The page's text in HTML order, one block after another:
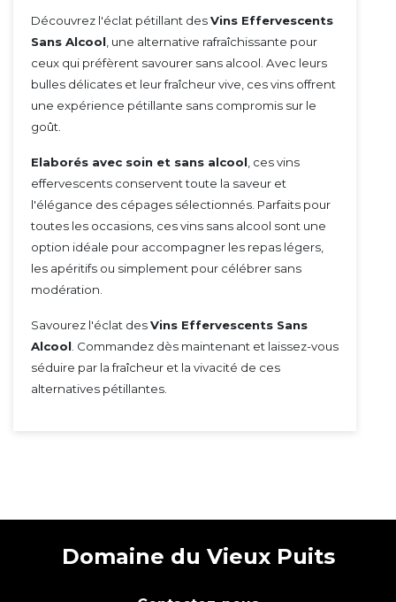
Découvrez l'éclat pétillant desVins Effervescents
Sans Alcool , une alternative rafraîchissante pour
ceux qui préfèrent savourer sans alcool. Avec leurs
bulles délicates et leur fraîcheur vive, ces vins offrent
une expérience pétillante sans compromis sur le
goût.
Elaborés avec soin et sans alcool , ces vins
effervescents conservent toute la saveur et
l'élégance des cépages sélectionnés. Parfaits pour
toutes les occasions, ces vins sans alcool sont une
option idéale pour accompagner les repas légers,
les apéritifs ou simplement pour célébrer sans
modération.
Savourez l'éclat desVins Effervescents Sans
Alcool . Commandez dès maintenant et laissez-vous
séduire par la fraîcheur et la vivacité de ces
alternatives pétillantes.
Domaine du Vieux Puits